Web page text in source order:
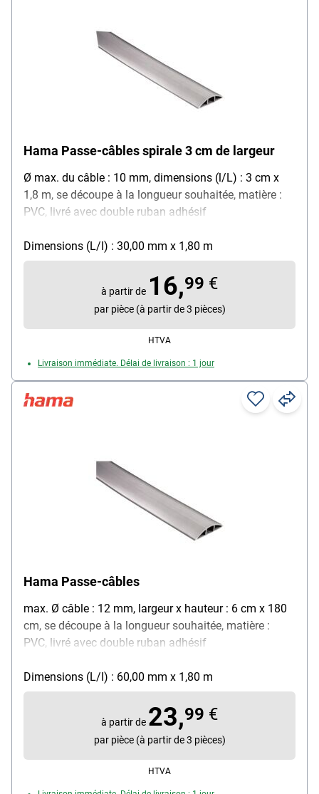
Hama Passe-câbles spirale 3 cm de largeur
Ø max. du câble : 10 mm, dimensions (l/L) : 3 cm x
1,8 m, se découpe à la longueur souhaitée, matière :
PVC, livré avec double ruban adhésif
Dimensions (L/I) : 30,00 mm x 1,80 m
à partir de 16,99 €
par pièce (à partir de 3 pièces)
HTVA
Livraison immédiate. Délai de livraison : 1 jour
Hama Passe-câbles
max. Ø câble : 12 mm, largeur x hauteur : 6 cm x 180
cm, se découpe à la longueur souhaitée, matière :
PVC, livré avec double ruban adhésif
Dimensions (L/I) : 60,00 mm x 1,80 m
à partir de 23,99 €
par pièce (à partir de 3 pièces)
HTVA